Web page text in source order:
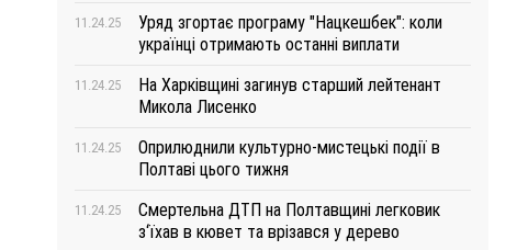
11.24.25
Уряд згортає програму "Нацкешбек": коли
українці отримають останні виплати
11.24.25
На Харківщині загинув старший лейтенант
Микола Лисенко
11.24.25
Оприлюднили культурно-мистецькі події в
Полтаві цього тижня
11.24.25
Смертельна ДТП на Полтавщині легковик
з‘їхав в кювет та врізався у дерево